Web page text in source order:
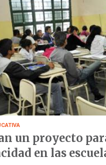
un proyecto
en las